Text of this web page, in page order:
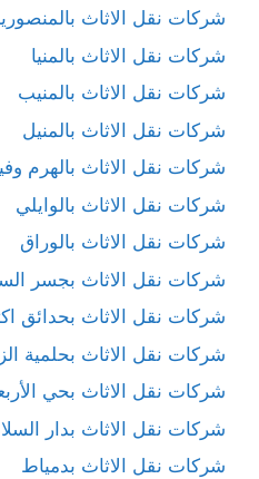
شركات نقل الاثاث
شركات نقل الاثاث بالمنيا
شركات نقل الاثاث بالمنيب
شركات نقل الاثاث بالمنيل
شركات نقل الاثاث بالهرم
شركات نقل الاثاث بالوايلي
شركات نقل الاثاث بالوراق
شركات نقل الاثاث بجسر
شركات نقل الاثاث بحدائق
شركات نقل الاثاث بحلمية
شركات نقل الاثاث بحي
شركات نقل الاثاث بدار
شركات نقل الاثاث بدمياط